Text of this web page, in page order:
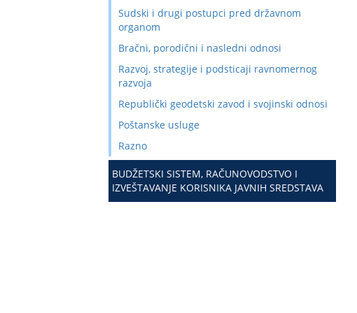
Sudski i drugi postupci pred državnom
organom
Bračni, porodični i nasledni odnosi
Razvoj, strategije i podsticaji ravnomernog
razvoja
Republički geodetski zavod i svojinski odnosi
Poštanske usluge
Razno
BUDŽETSKI SISTEM, RAČUNOVODSTVO I
IZVEŠTAVANJE KORISNIKA JAVNIH SREDSTAVA